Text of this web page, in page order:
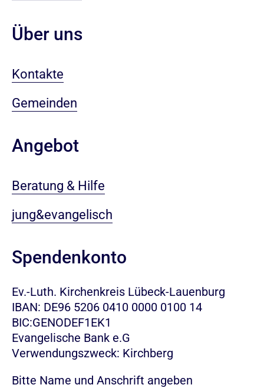
Über uns
Kontakte
Gemeinden
Angebot
Beratung & Hilfe
jung&evangelisch
Spendenkonto
Ev.-Luth. Kirchenkreis Lübeck-Lauenburg
IBAN: DE96 5206 0410 0000 0100 14
BIC:GENODEF1EK1
Evangelische Bank e.G
Verwendungszweck: Kirchberg
Bitte Name und Anschrift angeben